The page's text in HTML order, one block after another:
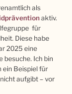
als
aktiv.
für
Diese habe
2025 eine
besuche. Ich bin
ein Beispiel für
aufgibt – vor